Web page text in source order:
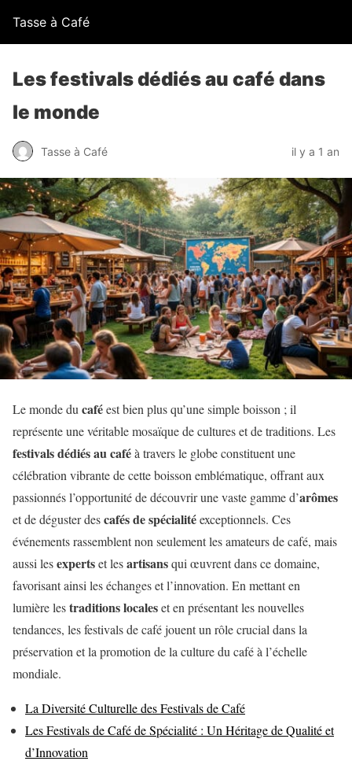
Tasse à Café
Les festivals dédiés au café dans
le monde
Tasse à Café il y a 1 an
Le monde du caféest bien plus qu’une simple boisson ; il
représente une véritable mosaïque de cultures et de traditions. Les
festivals dédiés au caféà travers le globe constituent une
célébration vibrante de cette boisson emblématique, offrant aux
passionnés l’opportunité de découvrir une vaste gamme d’arômes
et de déguster descafés de spécialitéexceptionnels. Ces
événements rassemblent non seulement les amateurs de café, mais
aussi lesexpertset lesartisansqui œuvrent dans ce domaine,
favorisant ainsi les échanges et l’innovation. En mettant en
lumière lestraditions localeset en présentant les nouvelles
tendances, les festivals de café jouent un rôle crucial dans la
préservation et la promotion de la culture du café à l’échelle
mondiale.
La Diversité Culturelle des Festivals de Café
Les Festivals de Café de Spécialité : Un Héritage de Qualité et
d’Innovation